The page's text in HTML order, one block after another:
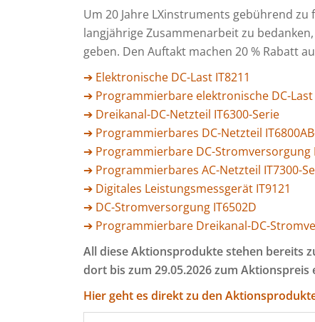
Um 20 Jahre LXinstruments gebührend
langjährige Zusammenarbeit zu
geben. Den Auftakt machen 20 % Rabatt
➔ Elektronische DC-Last IT8211
➔ Programmierbare elektronische DC-Last
➔ Dreikanal-DC-Netzteil IT6300-Serie
➔ Programmierbares DC-Netzteil
➔ Programmierbare DC-Stromversorgung
➔ Programmierbares AC-Netzteil IT7300-
➔ Digitales Leistungsmessgerät IT9121
➔ DC-Stromversorgung IT6502D
➔ Programmierbare Dreikanal-DC-
All diese Aktionsprodukte stehen bereits
dort bis zum 29.05.2026 zum
Hier geht es direkt zu den